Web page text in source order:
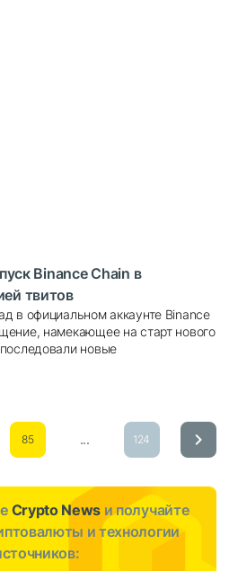
Binance Chain в
твитов
в официальном аккаунте Binance
намекающее на старт нового
новые
85 ... 124
Crypto News и получайте
и технологии